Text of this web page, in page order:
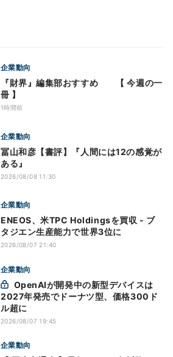
企業動向
『財界』編集部おすすめ 【 今週の一
冊 】
1時間前
企業動向
冨山和彦【書評】『人間には12の感覚が
ある』
2026/08/08 11:30
企業動向
ENEOS、米TPC Holdingsを買収 - ブ
タジエン生産能力で世界3位に
2026/08/07 21:40
企業動向
2027年発売でドーナツ型、価格300ド
ル超に
2026/08/07 19:45
企業動向